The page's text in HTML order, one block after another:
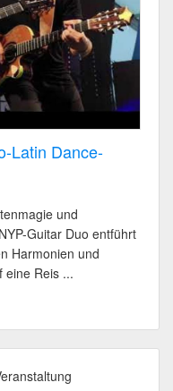
Latin Dance-
und
Guitar Duo entführt
Harmonien und
eine Reis ...